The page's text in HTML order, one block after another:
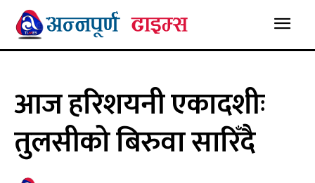
आज हरिशयनी एकादशीः
तुलसीको बिरुवा सारिँदै